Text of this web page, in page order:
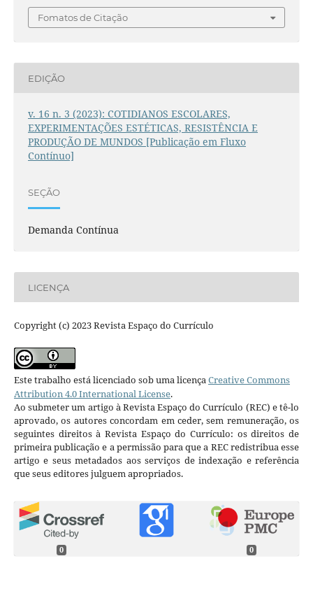
Fomatos de Citação
EDIÇÃO
v. 16 n. 3 (2023): COTIDIANOS ESCOLARES,
EXPERIMENTAÇÕES ESTÉTICAS, RESISTÊNCIA E
PRODUÇÃO DE MUNDOS [Publicação em Fluxo
Contínuo]
SEÇÃO
Demanda Contínua
LICENÇA
Copyright (c) 2023 Revista Espaço do Currículo
Este trabalho está licenciado sob uma licença Creative Commons
Attribution 4.0 International License.
Ao submeter um artigo à Revista Espaço do Currículo (REC) e tê-lo
aprovado, os autores concordam em ceder, sem remuneração, os
seguintes direitos à Revista Espaço do Currículo: os direitos de
primeira publicação e a permissão para que a REC redistribua esse
artigo e seus metadados aos serviços de indexação e referência
que seus editores julguem apropriados.
0 0